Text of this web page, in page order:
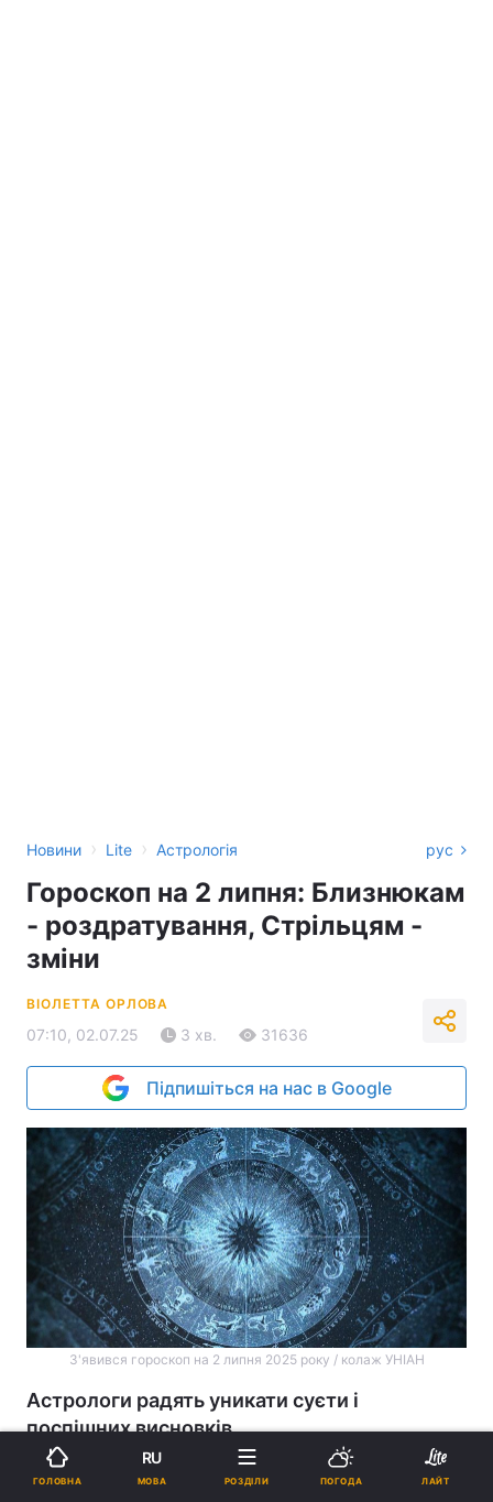
Новини › Lite › Астрологія рус
Гороскоп на 2 липня: Близнюкам
- роздратування, Стрільцям -
зміни
ВІОЛЕТТА ОРЛОВА
07:10, 02.07.25 3 хв. 31636
Підпишіться на нас в Google
З'явився гороскоп на 2 липня 2025 року / колаж УНІАН
Астрологи радять уникати суєти і
поспішних висновків.
Реклама
ГОЛОВНА
RU
МОВА РОЗДІЛИ ПОГОДА ЛАЙТ